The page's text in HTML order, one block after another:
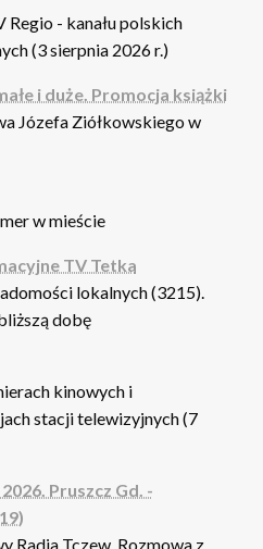
- kanału polskich
(3 sierpnia 2026 r.)
i duże. Promocja książki
Józefa Ziółkowskiego w
w mieście
TV Tetka
lokalnych (3215).
dobę
kinowych i
stacji telewizyjnych (7
Pruszcz Gd. -
Radia Tczew. Rozmowa z